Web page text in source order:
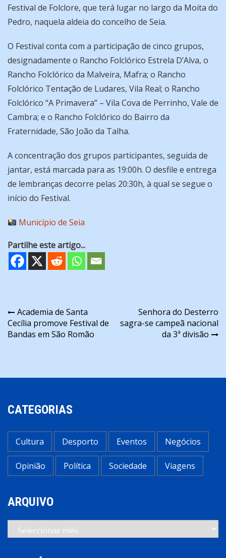
Festival de Folclore, que terá lugar no largo da Moita do
Pedro, naquela aldeia do concelho de Seia.
O Festival conta com a participação de cinco grupos,
designadamente o Rancho Folclórico Estrela D’Alva, o
Rancho Folclórico da Malveira, Mafra; o Rancho
Folclórico Tentação de Ludares, Vila Real; o Rancho
Folclórico “A Primavera” – Vila Cova de Perrinho, Vale de
Cambra; e o Rancho Folclórico do Bairro da
Fraternidade, São João da Talha.
A concentração dos grupos participantes, seguida de
jantar, está marcada para as 19:00h. O desfile e entrega
de lembranças decorre pelas 20:30h, à qual se segue o
início do Festival.
Município de Seia
Partilhe este artigo...
Navegação
de
Academia de Santa
Cecília promove Festival de
Bandas em São Romão
Senhora do Desterro
sagra-se campeã nacional
da 3ª divisão
CATEGORIAS
Cultura Desporto Eventos Negócios
Opinião Política Sociedade Viagens
ARQUIVO
Arquivo